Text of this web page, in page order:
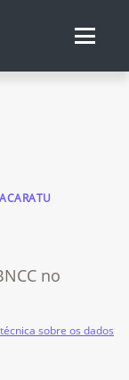
no
sobre os dados